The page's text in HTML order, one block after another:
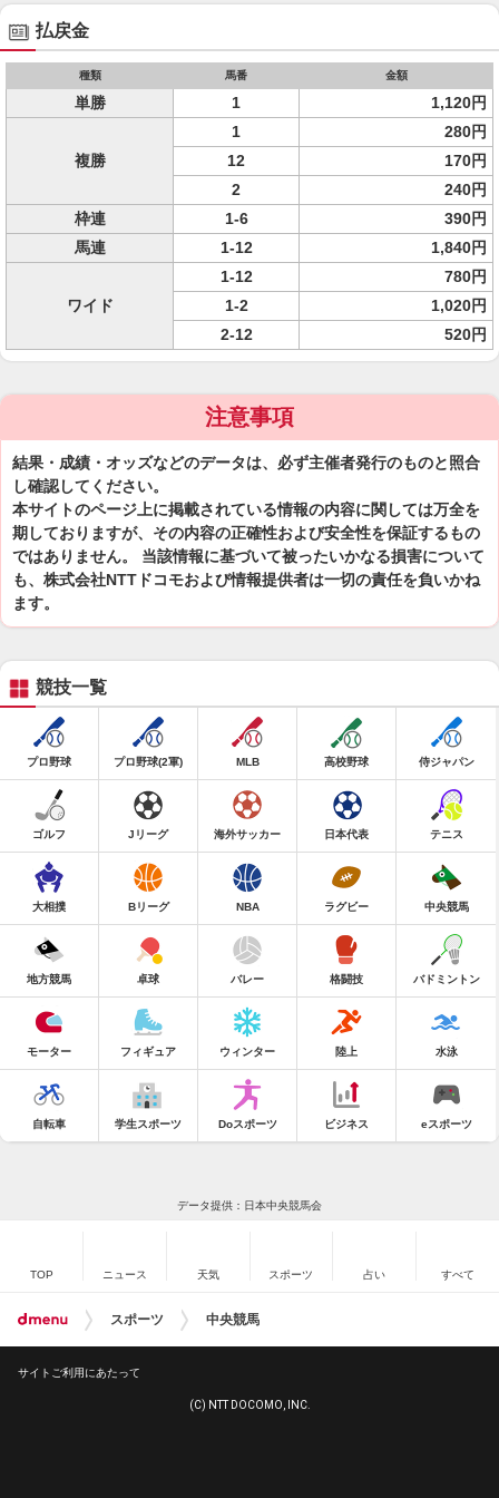
払戻金
種類 馬番 金額
単勝 1 1,120円
複勝
1
280円
12
170円
2
240円
枠連
1-6
390円
馬連
1-12 1,840円
ワイド
1-12
780円
1-2
1,020円
2-12
520円
注意事項
結果・成績・オッズなどのデータは、必ず主催者発行のものと照合
し確認してください。
本サイトのページ上に掲載されている情報の内容に関しては万全を
期しておりますが、その内容の正確性および安全性を保証するもの
ではありません。 当該情報に基づいて被ったいかなる損害について
も、株式会社NTTドコモおよび情報提供者は一切の責任を負いかね
ます。
競技一覧
プロ野球 プロ野球(2軍) MLB 高校野球 侍ジャパン
ゴルフ Jリーグ 海外サッカー 日本代表 テニス
大相撲 Bリーグ NBA ラグビー 中央競馬
地方競馬 卓球 バレー 格闘技 バドミントン
モーター フィギュア ウィンター 陸上 水泳
自転車 学生スポーツ Doスポーツ ビジネス eスポーツ
データ提供：日本中央競馬会
TOP ニュース 天気 スポーツ 占い すべて
スポーツ 中央競馬
サイトご利用にあたって
(C) NTT DOCOMO, INC.